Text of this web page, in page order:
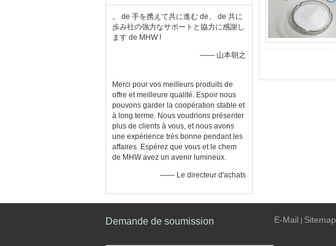
。 de 手を携えて共に進む de、 de 共に
歩み社の強力なサポートと協力に感謝し
ます de MHW !
—— 山本朝之
Merci pour vos meilleurs produits de
offre et meilleure qualité. Espoir nous
pouvons garder la coopération stable et
à long terme. Nous voudrions présenter
plus de clients à vous, et nous avons
une expérience très bonne pendant les
affaires. Espérez que vous et le chem
de MHW avez un avenir lumineux.
—— Le directeur d'achats
Demande de soumission E-Mail Sitemap